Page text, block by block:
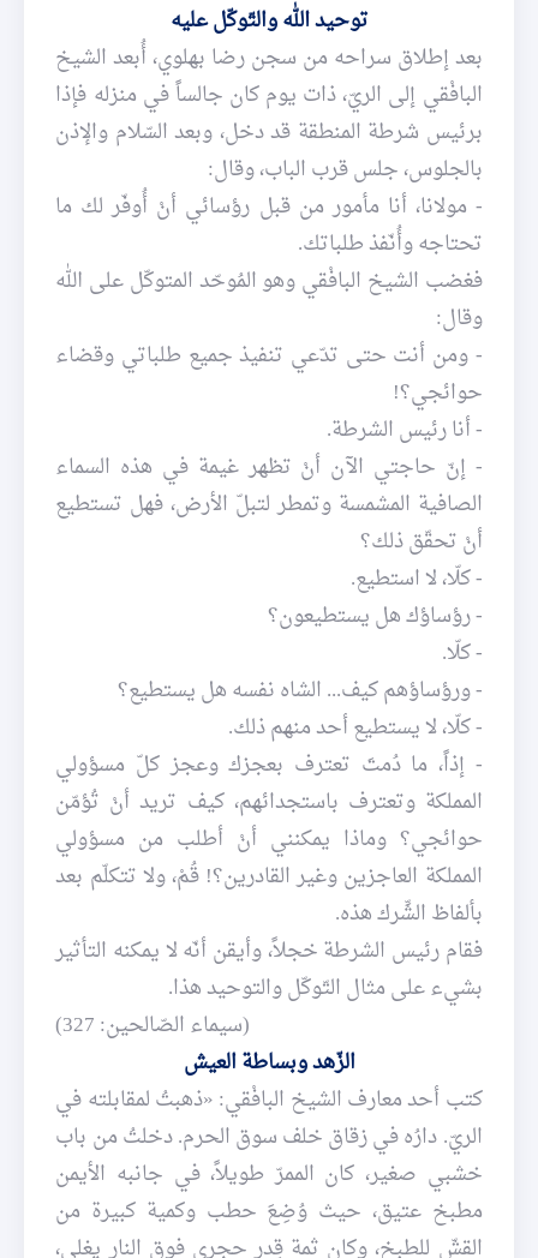
توحيد الله والتّوكّل عليه
بعد إطلاق سراحه من سجن رضا بهلوي، أُبعد الشيخ
البافْقي إلى الريّ، ذات يوم كان جالساً في منزله فإذا
برئيس شرطة المنطقة قد دخل، وبعد السّلام والإذن
بالجلوس، جلس قرب الباب، وقال:
- مولانا، أنا مأمور من قبل رؤسائي أنْ أُوفّر لك ما
تحتاجه وأُنّفذ طلباتك.
فغضب الشيخ البافْقي وهو المُوحّد المتوكّل على الله
وقال:
- ومن أنت حتى تدّعي تنفيذ جميع طلباتي وقضاء
حوائجي؟!
- أنا رئيس الشرطة.
- إنّ حاجتي الآن أنْ تظهر غيمة في هذه السماء
الصافية المشمسة وتمطر لتبلّ الأرض، فهل تستطيع
أنْ تحقّق ذلك؟
- كلّا، لا استطيع.
- رؤساؤك هل يستطيعون؟
- كلّا.
- ورؤساؤهم كيف... الشاه نفسه هل يستطيع؟
- كلّا، لا يستطيع أحد منهم ذلك.
- إذاً، ما دُمتَ تعترف بعجزك وعجز كلّ مسؤولي
المملكة وتعترف باستجدائهم، كيف تريد أنْ تُؤمّن
حوائجي؟ وماذا يمكنني أنْ أطلب من مسؤولي
المملكة العاجزين وغير القادرين؟! قُمْ، ولا تتكلّم بعد
بألفاظ الشِّرك هذه.
فقام رئيس الشرطة خجلاً، وأيقن أنّه لا يمكنه التأثير
بشيء على مثال التّوكّل والتوحيد هذا.
(سيماء الصّالحين: 327)
الزّهد وبساطة العيش
كتب أحد معارف الشيخ البافْقي: «ذهبتُ لمقابلته في
الريّ. دارُه في زقاق خلف سوق الحرم. دخلتُ من باب
خشبي صغير، كان الممرّ طويلاً، في جانبه الأيمن
مطبخ عتيق، حيث وُضِعَ حطب وكمية كبيرة من
القشّ للطبخ، وكان ثمة قِدر حجري فوق النار يغلي،